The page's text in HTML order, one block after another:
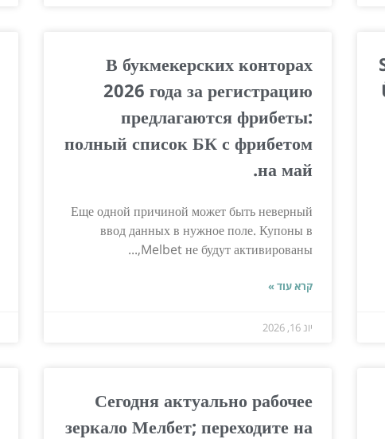
В букмекерских конторах
2026 года за регистрацию
предлагаются фрибеты:
полный список БК с фрибетом
на май.
Еще одной причиной может быть неверный
ввод данных в нужное поле. Купоны в
Melbet не будут активированы,...
קרא עוד »
יונ 16, 2026
Сегодня актуально рабочее
зеркало Мелбет; переходите на